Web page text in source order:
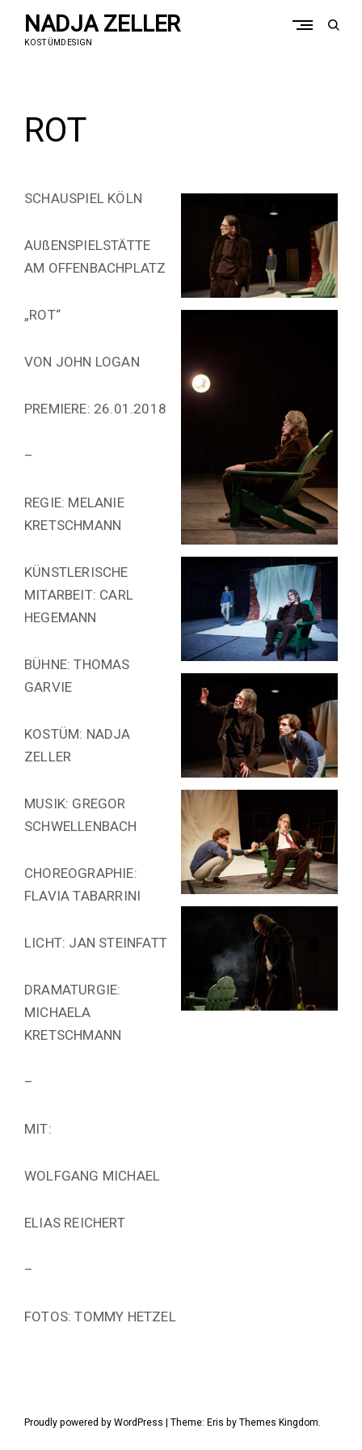
contentNADJA ZELLER
KOSTÜMDESIGN
open
ROT
SCHAUSPIEL KÖLN
AUßENSPIELSTÄTTE
AM OFFENBACHPLATZ
„ROT“
VON JOHN LOGAN
PREMIERE: 26.01.2018
–
REGIE: MELANIE
KRETSCHMANN
KÜNSTLERISCHE
MITARBEIT: CARL
HEGEMANN
BÜHNE: THOMAS
GARVIE
KOSTÜM: NADJA
ZELLER
MUSIK: GREGOR
SCHWELLENBACH
CHOREOGRAPHIE:
FLAVIA TABARRINI
LICHT: JAN STEINFATT
DRAMATURGIE:
MICHAELA
KRETSCHMANN
–
MIT:
WOLFGANG MICHAEL
ELIAS REICHERT
–
FOTOS: TOMMY HETZEL
Proudly powered by WordPress | Theme: Eris by Themes Kingdom